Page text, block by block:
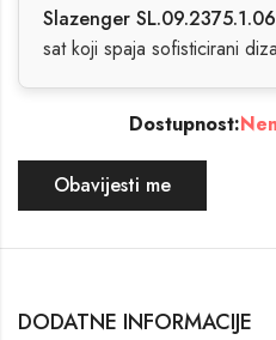
Slazenger SL.09.2375.1.06
sat koji spaja sofisticirani
Dostupnost:
Obavijesti me
DODATNE INFORMACIJE